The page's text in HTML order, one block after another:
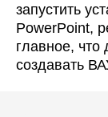
запустить
PowerPoint,
главное, что
создавать